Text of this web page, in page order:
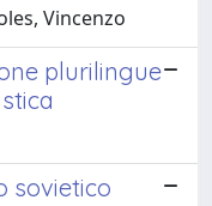
Vincenzo
plurilingue
sovietico